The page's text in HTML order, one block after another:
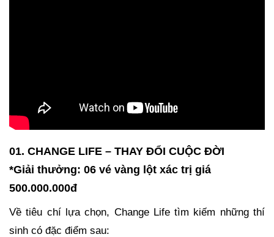
01. CHANGE LIFE – THAY ĐỔI CUỘC ĐỜI
*Giải thưởng: 06 vé vàng lột xác trị giá
500.000.000đ
Về tiêu chí lựa chọn, Change Life tìm kiếm những thí
sinh có đặc điểm sau: